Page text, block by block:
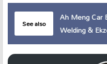
See also
Ah Meng Car
Welding &